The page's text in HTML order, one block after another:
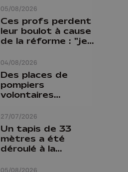
05/08/2026
04/08/2026
Ces profs perdent
leur boulot à cause
de la réforme : "je
comme prof que
comme
pharmacienne"
27/07/2026
Des places de
pompiers
volontaires
province de Liège :
"Un citoyen qui
n'est formé ne
peut pas nous
aider"
05/08/2026
Un tapis de 33
mètres a été
déroulé à la
Liège